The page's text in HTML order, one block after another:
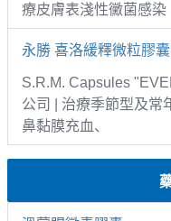
療皮膚表淺性黴菌感染
永勝 喜洛緩釋微粒膠囊
S.R.M. Capsules
公司 | 治療季節型及常
鼻黏膜充血、